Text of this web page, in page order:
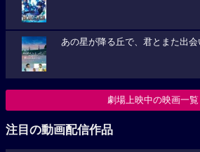
あの星が降る丘で、君とまた出会
劇場上映中の映画一覧
注目の動画配信作品